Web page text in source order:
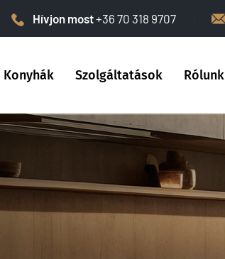
Hívjon most+36 70 318 9707
Konyhák Szolgáltatások Rólunk